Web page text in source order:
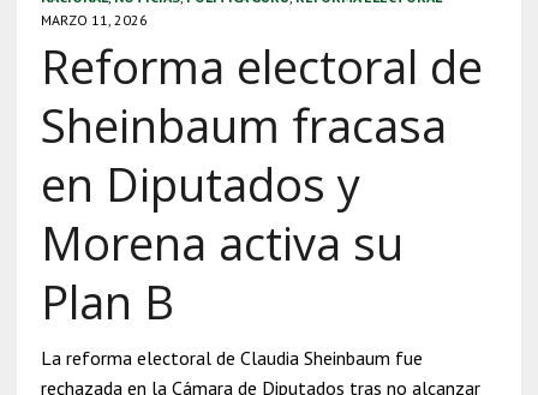
MARZO 11, 2026
Reforma electoral de
Sheinbaum fracasa
en Diputados y
Morena activa su
Plan B
La reforma electoral de Claudia Sheinbaum fue
rechazada en la Cámara de Diputados tras no alcanzar